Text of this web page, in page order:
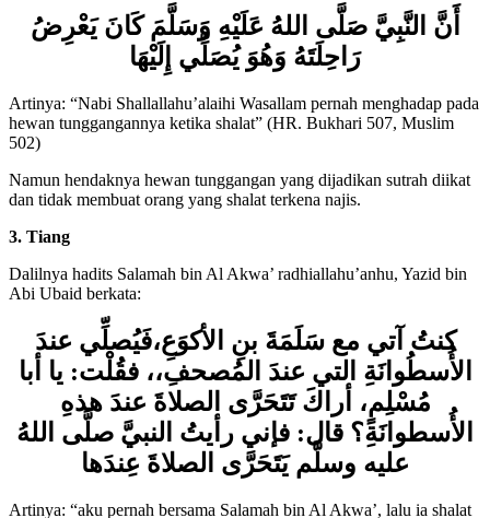
أَنَّ النَّبِيَّ صَلَّى اللهُ عَلَيْهِ وَسَلَّمَ كَانَ يَعْرِضُ
رَاحِلَتَهُ وَهُوَ يُصَلِّي إِلَيْهَا
Artinya: “Nabi Shallallahu’alaihi Wasallam pernah menghadap pada
hewan tunggangannya ketika shalat” (HR. Bukhari 507, Muslim
Namun hendaknya hewan tunggangan yang dijadikan sutrah diikat
Dalilnya hadits Salamah bin Al Akwa’ radhiallahu’anhu, Yazid bin
Abi Ubaid berkata:
كنتُ آتي مع سَلَمَةَ بنِ الأكوَعِ،فَيُصلِّي عندَ
الأُسطُوانَةِ التي عندَ المُصحفِ،، فقُلْت: يا أبا
مُسْلِمٍ، أراكَ تَتَحَرَّى الصلاةَ عندَ هذهِ
الأُسطوانَةِ؟ قال: فإني رأيتُ النبيَّ صلَّى اللهُ
عليه وسلَّم يَتَحَرَّى الصلاةَ عِندَها